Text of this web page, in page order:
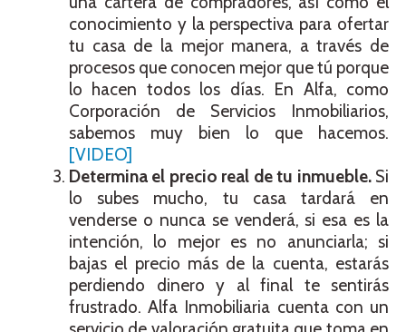
conocimiento y la perspectiva para ofertar
tu casa de la mejor manera, a través de
procesos que conocen mejor que tú porque
lo hacen todos los días. En Alfa, como
Corporación de Servicios Inmobiliarios,
sabemos muy bien lo que hacemos.
[VIDEO]
Determina el precio real de tu inmueble. Si
lo subes mucho, tu casa tardará en
venderse o nunca se venderá, si esa es la
intención, lo mejor es no anunciarla; si
bajas el precio más de la cuenta, estarás
perdiendo dinero y al final te sentirás
frustrado. Alfa Inmobiliaria cuenta con un